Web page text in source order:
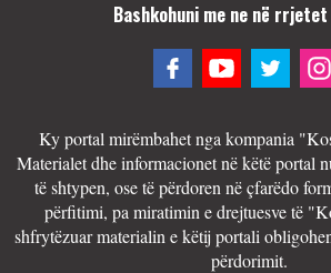
Bashkohuni me ne në
Ky portal mirëmbahet nga kompania
Materialet dhe informacionet në këtë portal
të shtypen, ose të përdoren në çfarëdo
përfitimi, pa miratimin e drejtuesve të
shfrytëzuar materialin e këtij portali
përdorimit.